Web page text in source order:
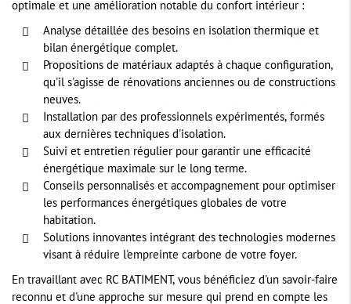
optimale et une amélioration notable du confort intérieur :
Analyse détaillée des besoins en isolation thermique et
bilan énergétique complet.
Propositions de matériaux adaptés à chaque configuration,
qu'il s'agisse de rénovations anciennes ou de constructions
neuves.
Installation par des professionnels expérimentés, formés
aux dernières techniques d'isolation.
Suivi et entretien régulier pour garantir une efficacité
énergétique maximale sur le long terme.
Conseils personnalisés et accompagnement pour optimiser
les performances énergétiques globales de votre
habitation.
Solutions innovantes intégrant des technologies modernes
visant à réduire l'empreinte carbone de votre foyer.
En travaillant avec RC BATIMENT, vous bénéficiez d'un savoir-faire
reconnu et d'une approche sur mesure qui prend en compte les